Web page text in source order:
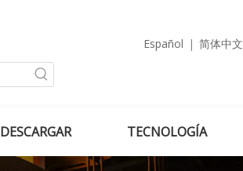
Español | 简体中文
DESCARGAR TECNOLOGÍA